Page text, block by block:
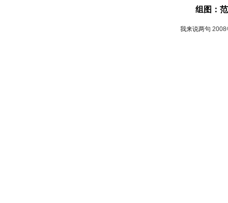
组图：
我来说两句 2008